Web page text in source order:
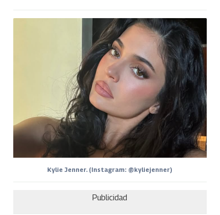
Kylie Jenner. (Instagram: @kyliejenner)
Publicidad